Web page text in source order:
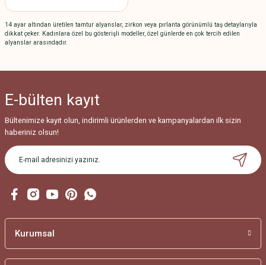
14 ayar altından üretilen tamtur alyanslar, zirkon veya pırlanta görünümlü taş detaylarıyla
dikkat çeker. Kadınlara özel bu gösterişli modeller, özel günlerde en çok tercih edilen
alyanslar arasındadır.
E-bülten kayıt
Bültenimize kayıt olun, indirimli ürünlerden ve kampanyalardan ilk sizin
haberiniz olsun!
Kurumsal